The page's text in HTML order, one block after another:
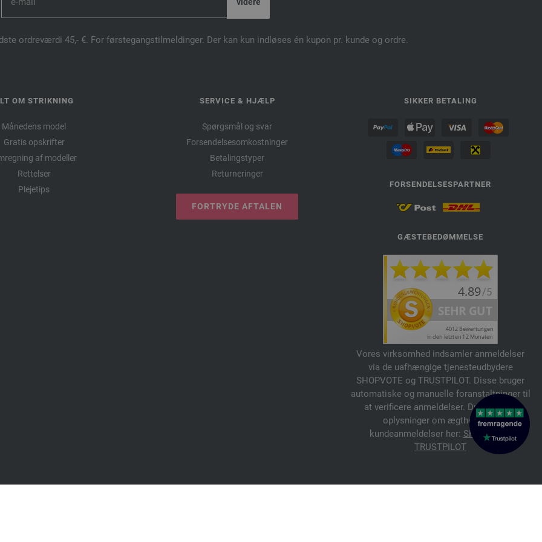
ordreværdi 45,- €. For førstegangstilmeldinger. Der kan kun indløses én kupon pr. kunde og ordre.
OM STRIKNING
Månedens model
Gratis opskrifter
af modeller
Rettelser
Plejetips
SERVICE & HJÆLP
Spørgsmål og svar
Forsendelsesomkostninger
Betalingstyper
Returneringer
FORTRYDE AFTALEN
SIKKER BETALING
FORSENDELSESPARTNER
GÆSTEBEDØMMELSE
Vores virksomhed indsamler anmeldelser
via de uafhængige tjenesteudbydere
SHOPVOTE og TRUSTPILOT. Disse bruger
automatiske og manuelle foranstaltninger til
at verificere anmeldelser. Du kan finde
oplysninger om ægtheden af
kundeanmeldelser her: SHOPVOTE,
TRUSTPILOT